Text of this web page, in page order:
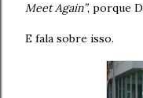
Meet Again”, porque
E fala sobre isso.